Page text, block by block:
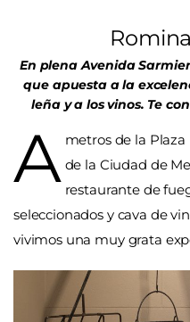
En plena Avenida
que apuesta a la
leña y a los vinos. Te
A metros de la
de la Ciudad de
restaurante de
seleccionados y cava de
vivimos una muy grata